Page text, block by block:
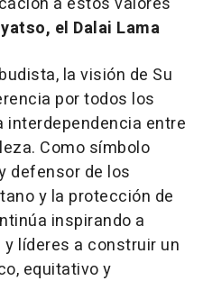
el Dalai Lama
la visión de Su
por todos los
interdependencia entre
Como símbolo
defensor de los
y la protección de
inspirando a
líderes a construir un
equitativo y